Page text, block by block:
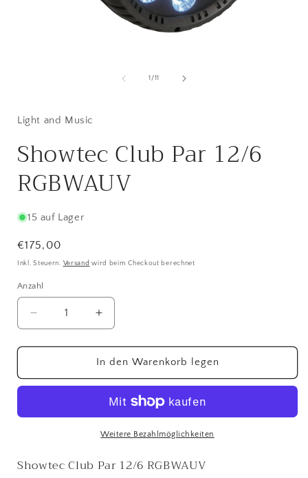
1/von
11
Light and Music
Showtec Club Par 12/6
RGBWAUV
15 auf Lager
Normaler
Preis
€175,00
Inkl. Steuern. Versand wird beim Checkout berechnet
Anzahl
Anzahl
Verringere
die
Menge
Showtec
12/6
Erhöhe
die
Menge
für
Showtec
Par
12/6
RGBWAUV
In den Warenkorb legen
Weitere Bezahlmöglichkeiten
Showtec Club Par 12/6 RGBWAUV